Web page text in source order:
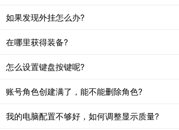
如果发现外挂怎么办?
在哪里获得装备?
怎么设置键盘按键呢?
账号角色创建满了，能不能删除角色?
我的电脑配置不够好，如何调整显示质量?